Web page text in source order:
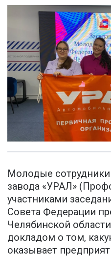
Молодые
завода «УРАЛ»
участниками
Совета Федерации
Челябинской
докладом о том,
оказывает